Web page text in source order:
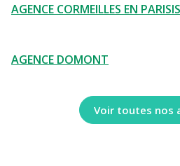
AGENCE CORMEILLES EN PARISIS
AGENCE DOMONT
Voir toutes nos